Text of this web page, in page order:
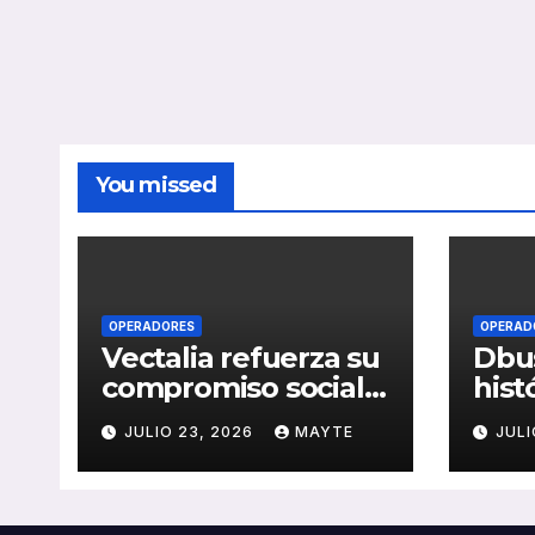
You missed
OPERADORES
Vectalia refuerza su
compromiso social y
medioambiental
con la publicación
de su Memoria de
JULIO 23, 2026 MAYTE
del